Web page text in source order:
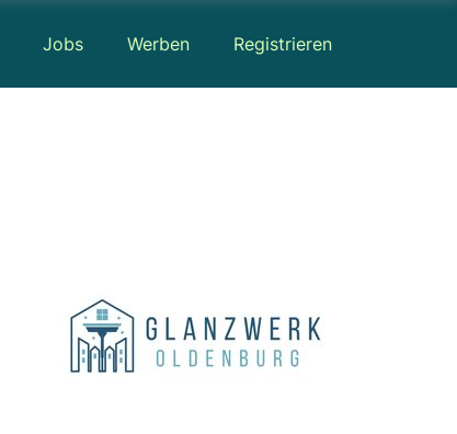
Jobs Werben Registrieren